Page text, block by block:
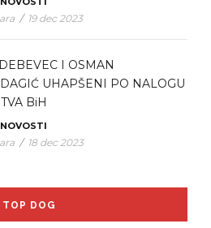
/ 19 dec 2023
I OSMAN
UHAPŠENI PO NALOGU
BiH
NOVOSTI
/ 18 dec 2023
TOP DOG